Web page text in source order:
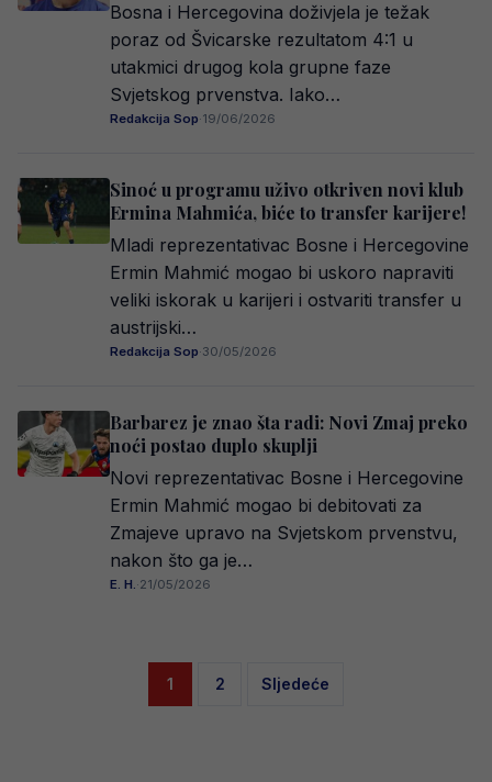
Bosna i Hercegovina doživjela je težak
poraz od Švicarske rezultatom 4:1 u
utakmici drugog kola grupne faze
Svjetskog prvenstva. Iako…
Redakcija Sop·19/06/2026
Sinoć u programu uživo otkriven novi klub
Ermina Mahmića, biće to transfer karijere!
Mladi reprezentativac Bosne i Hercegovine
Ermin Mahmić mogao bi uskoro napraviti
veliki iskorak u karijeri i ostvariti transfer u
austrijski…
Redakcija Sop·30/05/2026
Barbarez je znao šta radi: Novi Zmaj preko
noći postao duplo skuplji
Novi reprezentativac Bosne i Hercegovine
Ermin Mahmić mogao bi debitovati za
Zmajeve upravo na Svjetskom prvenstvu,
nakon što ga je…
E. H.·21/05/2026
Posts
1 2 Sljedeće